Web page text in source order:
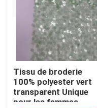
Contacts
Produits
Vidéos
Tissu de broderie
100% polyester vert
transparent Unique
pour les femmes